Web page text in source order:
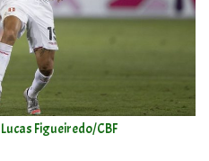
Figueiredo/CBF